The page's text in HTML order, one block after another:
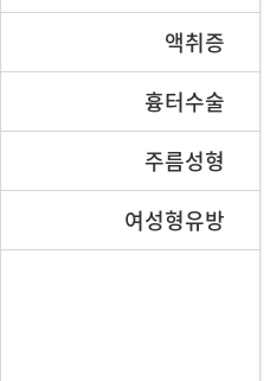
액취증
흉터수술
주름성형
여성형유방